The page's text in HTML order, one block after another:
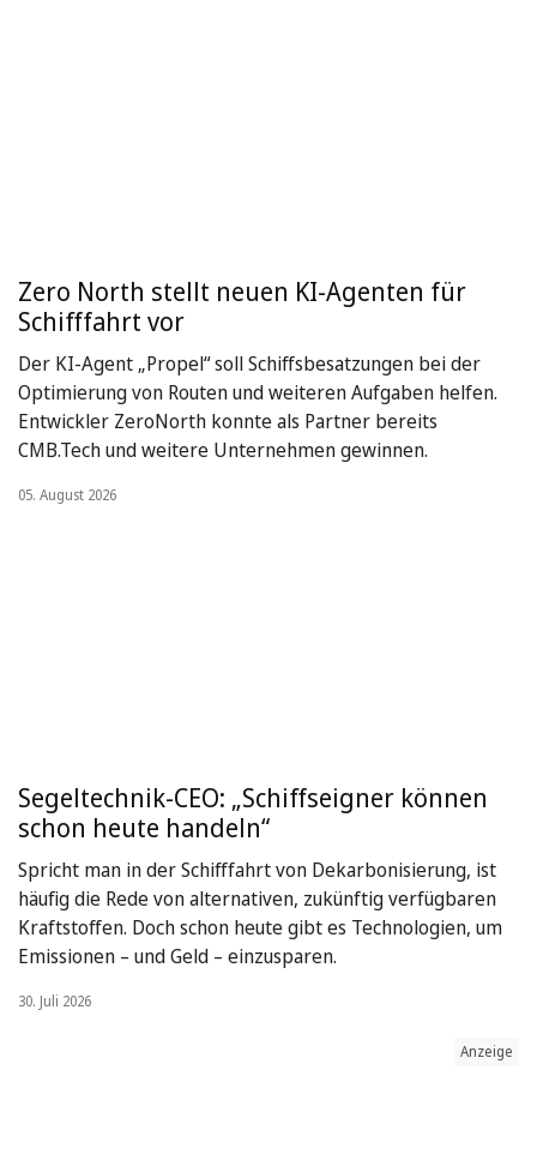
Zero North stellt neuen KI-Agenten für
Schifffahrt vor
Der KI-Agent „Propel“ soll Schiffsbesatzungen bei der
Optimierung von Routen und weiteren Aufgaben helfen.
Entwickler ZeroNorth konnte als Partner bereits
CMB.Tech und weitere Unternehmen gewinnen.
05. August 2026
Segeltechnik-CEO: „Schiffseigner können
schon heute handeln“
Spricht man in der Schifffahrt von Dekarbonisierung, ist
häufig die Rede von alternativen, zukünftig verfügbaren
Kraftstoffen. Doch schon heute gibt es Technologien, um
Emissionen – und Geld – einzusparen.
30. Juli 2026
Anzeige